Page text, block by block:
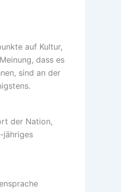
auf Kultur,
dass es
sind an der
der Nation,
jähriges